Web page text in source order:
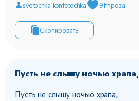
svetochka konfetochka 9#проза
Скопировать
Пусть не слышу ночью храпа,
Пусть не слышу ночью храпа,